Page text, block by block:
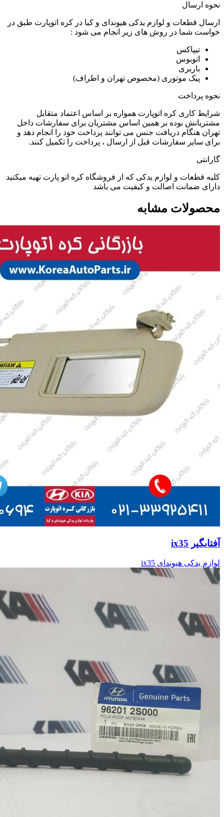
نحوه ارسال
ارسال قطعات و لوازم یدکی هیوندای و کیا در کره اتوپارت طبق در
خواست شما در روش های زیر انجام می شود :
تیپاکس
اتوبوس
باربری
پیک موتوری (مخصوص تهران و اطراف)
نحوه پرداخت
شرایط کاری کره اتوپارت همواره بر اساس اعتماد متقابل
مشتریانش بوده بر همین اساس مشتریان برای سفارشات داخل
تهران هنگام دریافت جنس می توانند پرداخت خود را انجام دهد و
برای سایر سفارشات قبل از ارسال ، پرداخت را تکمیل کنند.
گارانتی
کلیه قطعات و لوازم یدکی که از فروشگاه کره اتو پارت تهیه میکنید
دارای ضمانت اصالت و کیفیت می باشد
محصولات مشابه
آفتابگیر ix35
لوازم یدکی هیوندای ix35